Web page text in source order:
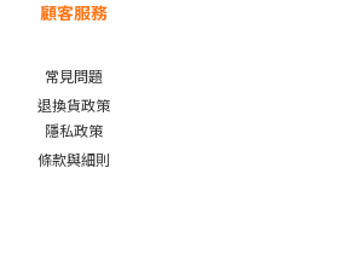
顧客服務
常見問題
退換貨政策
隱私政策
條款與細則